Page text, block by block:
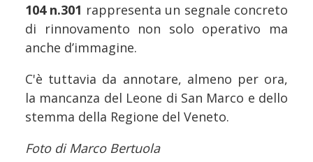
104 n.301 rappresenta un segnale concreto
di rinnovamento non solo operativo ma
anche d’immagine.
C'è tuttavia da annotare, almeno per ora,
la mancanza del Leone di San Marco e dello
stemma della Regione del Veneto.
Foto di Marco Bertuola